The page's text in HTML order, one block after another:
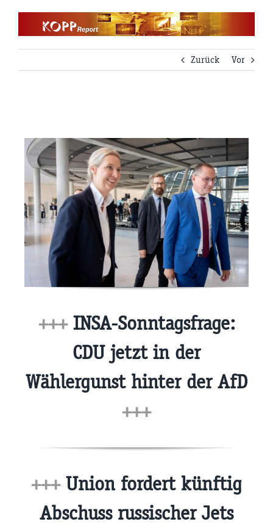
Zurück
Vor
+++INSA-Sonntagsfrage:
CDU jetzt in der
Wählergunst hinter der AfD
+++
+++Union fordert künftig
Abschuss russischer Jets